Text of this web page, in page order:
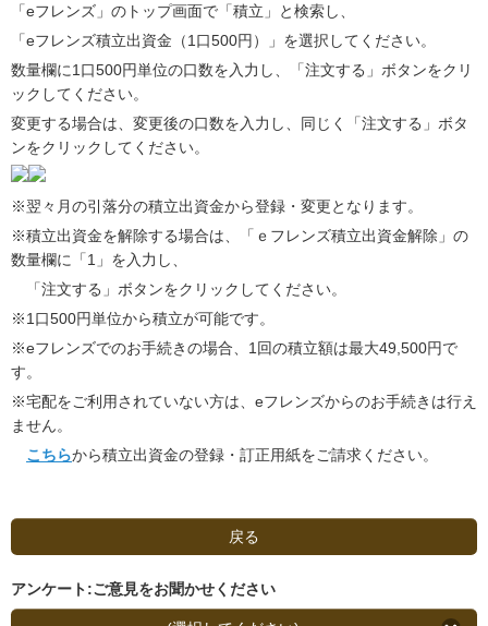
「eフレンズ」のトップ画面で「積立」と検索し、
「eフレンズ積立出資金（1口500円）」を選択してください。
数量欄に1口500円単位の口数を入力し、「注文する」ボタンをクリ
ックしてください。
変更する場合は、変更後の口数を入力し、同じく「注文する」ボタ
ンをクリックしてください。
※翌々月の引落分の積立出資金から登録・変更となります。
※積立出資金を解除する場合は、「ｅフレンズ積立出資金解除」の
数量欄に「1」を入力し、
「注文する」ボタンをクリックしてください。
※1口500円単位から積立が可能です。
※eフレンズでのお手続きの場合、1回の積立額は最大49,500円で
す。
※宅配をご利用されていない方は、eフレンズからのお手続きは行え
ません。
こちらから積立出資金の登録・訂正用紙をご請求ください。
戻る
アンケート:ご意見をお聞かせください